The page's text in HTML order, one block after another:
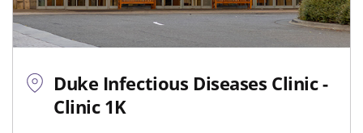
Duke Infectious Diseases Clinic -
Clinic 1K